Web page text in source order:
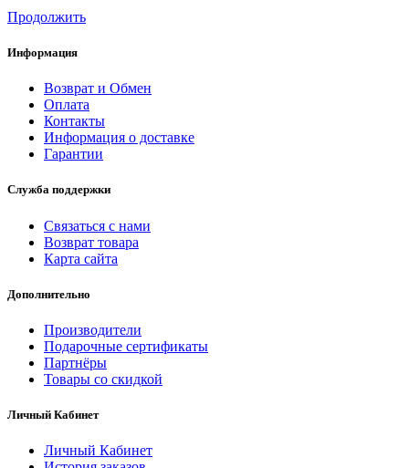
Продолжить
Информация
Возврат и Обмен
Оплата
Контакты
Информация о доставке
Гарантии
Служба поддержки
Связаться с нами
Возврат товара
Карта сайта
Дополнительно
Производители
Подарочные сертификаты
Партнёры
Товары со скидкой
Личный Кабинет
Личный Кабинет